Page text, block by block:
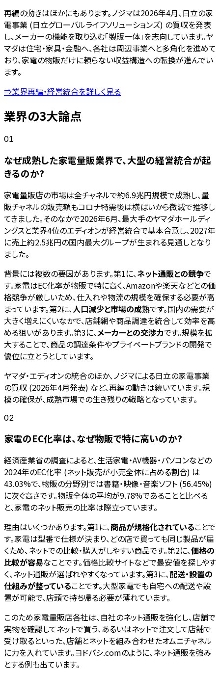
再編の動きはほかにもあります。ノジマは2026年4月、日立の家
電事業 (日立グローバルライフソリューションズ) の買収を発表
し、メーカーの機能を取り込む「製販一体」を志向しています。ヤ
マダは住宅・家具・金融へ、各社は周辺事業へと多角化を進めて
おり、家電の物販だけに頼らない収益構造への転換が進んでい
ます。
⇒業界再編・経営統合を詳しく見る
業界の3大論点
01
なぜ成熟した家電量販業界で、大型の経営統合が起
きるのか?
家電量販店の市場は全チャネルで約6.9兆円規模で成熟し、量
販チャネルの販売額もコロナ特需後は横ばいから微減で推移し
てきました。そのなかで2026年6月、最大手のヤマダホールディ
ングスと業界4位のエディオンが経営統合で基本合意し、2027年
に売上約2.5兆円の国内最大グループが生まれる見通しとなり
ました。
背景には複数の要因があります。第1に、ネット通販との競争で
す。家電はEC化率が物販で特に高く、Amazonや楽天などとの価
格競争が厳しいため、仕入れや物流の規模を確保する必要が高
まっています。第2に、 人口減少と市場の成熟です。国内の需要が
大きく増えにくいなかで、店舗網や商品調達を統合して効率を高
める狙いがあります。第3に、メーカーとの交渉力です。規模を拡
大することで、商品の調達条件やプライベートブランドの開発で
優位に立とうとしています。
ヤマダ・エディオンの統合のほか、ノジマによる日立の家電事業
の買収 (2026年4月発表) など、再編の動きは続いています。規
模の確保が、成熟市場での生き残りの戦略となっています。
02
家電のEC化率は、なぜ物販で特に高いのか?
経済産業省の調査によると、生活家電・AV機器・パソコンなどの
2024年のEC化率 (ネット販売が小売全体に占める割合) は
43.03%で、物販の分野別では書籍・映像・音楽ソフト (56.45%)
に次ぐ高さです。物販全体の平均が9.78%であることと比べる
と、家電のネット販売の比率は際立っています。
理由はいくつかあります。第1に、商品が規格化されていることで
す。家電は型番で仕様が決まり、どの店で買っても同じ製品が届
くため、ネットでの比較・購入がしやすい商品です。第2に、価格の
比較が容易なことです。価格比較サイトなどで最安値を探しやす
く、ネット通販が選ばれやすくなっています。第3に、配送・設置の
仕組みが整っていることです。大型家電でも自宅への配送や設
置が可能で、店頭で持ち帰る必要が薄れています。
このため家電量販店各社は、自社のネット通販を強化し、店舗で
実物を確認してネットで買う、あるいはネットで注文して店舗で
受け取るといった、店舗とネットを組み合わせたオムニチャネル
に力を入れています。ヨドバシ.comのように、ネット通販を強み
とする例も出ています。